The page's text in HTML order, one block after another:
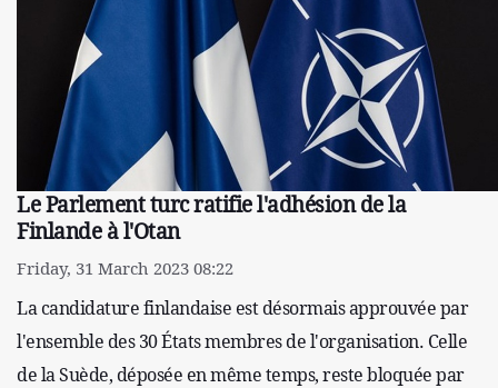
Le Parlement turc ratifie l'adhésion de la
Finlande à l'Otan
Friday, 31 March 2023 08:22
La candidature finlandaise est désormais approuvée par
l'ensemble des 30 États membres de l'organisation. Celle
de la Suède, déposée en même temps, reste bloquée par